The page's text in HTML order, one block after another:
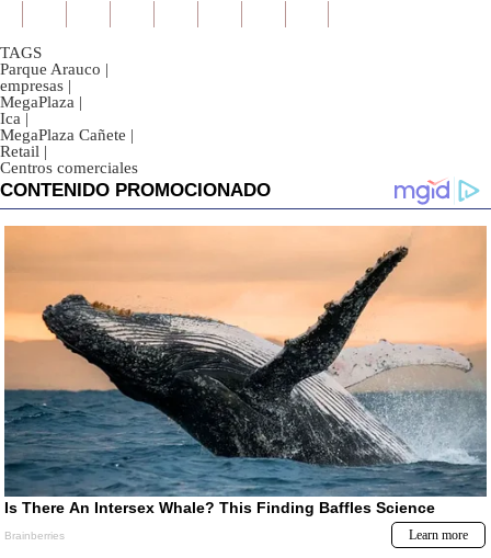
TAGS
Parque Arauco |
empresas |
MegaPlaza |
Ica |
MegaPlaza Cañete |
Retail |
Centros comerciales